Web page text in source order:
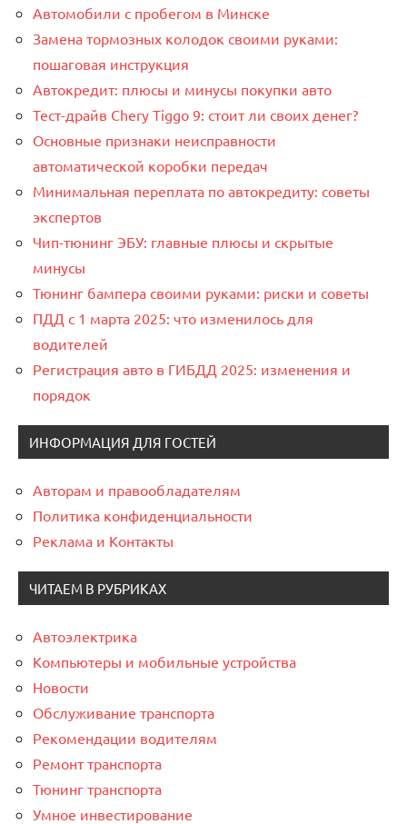
Автомобили с пробегом в Минске
Замена тормозных колодок своими руками:
пошаговая инструкция
Автокредит: плюсы и минусы покупки авто
Тест-драйв Chery Tiggo 9: стоит ли своих денег?
Основные признаки неисправности
автоматической коробки передач
Минимальная переплата по автокредиту: советы
экспертов
Чип-тюнинг ЭБУ: главные плюсы и скрытые
минусы
Тюнинг бампера своими руками: риски и советы
ПДД с 1 марта 2025: что изменилось для
водителей
Регистрация авто в ГИБДД 2025: изменения и
порядок
ИНФОРМАЦИЯ ДЛЯ ГОСТЕЙ
Авторам и правообладателям
Политика конфиденциальности
Реклама и Контакты
ЧИТАЕМ В РУБРИКАХ
Автоэлектрика
Компьютеры и мобильные устройства
Новости
Обслуживание транспорта
Рекомендации водителям
Ремонт транспорта
Тюнинг транспорта
Умное инвестирование